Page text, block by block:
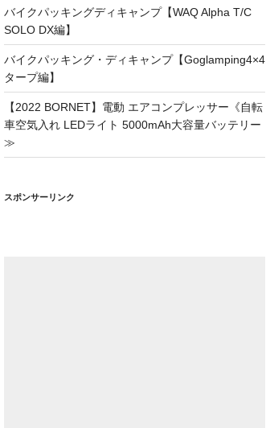
バイクパッキングディキャンプ【WAQ Alpha T/C
SOLO DX編】
バイクパッキング・ディキャンプ【Goglamping4×4
タープ編】
【2022 BORNET】電動 エアコンプレッサー《自転
車空気入れ LEDライト 5000mAh大容量バッテリー
≫
スポンサーリンク